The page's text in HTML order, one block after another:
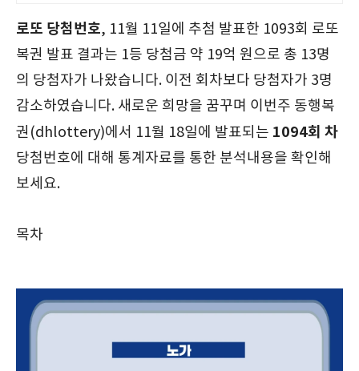
로또 당첨번호, 11월 11일에 추첨 발표한 1093회 로또
복권 발표 결과는 1등 당첨금 약 19억 원으로 총 13명
의 당첨자가 나왔습니다. 이전 회차보다 당첨자가 3명
감소하였습니다. 새로운 희망을 꿈꾸며 이번주 동행복
권(dhlottery)에서 11월 18일에 발표되는 1094회 차
당첨번호에 대해 통계자료를 통한 분석내용을 확인해
보세요.
목차